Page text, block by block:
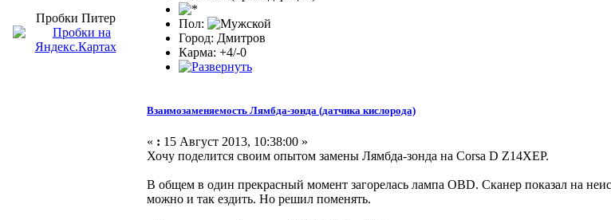
Пробки Питер
Пол:
Город: Дмитров
Карма: +4/-0
Взаимозаменяемость Лямбда-зонда (датчика кислорода)
« : 15 Август 2013, 10:38:00 »
Хочу поделится своим опытом замены Лямбда-зонда на Corsa D Z14XEP.
В общем в один прекрасный момент загорелась лампа OBD. Сканер показал на
можно и так ездить. Но решил поменять.